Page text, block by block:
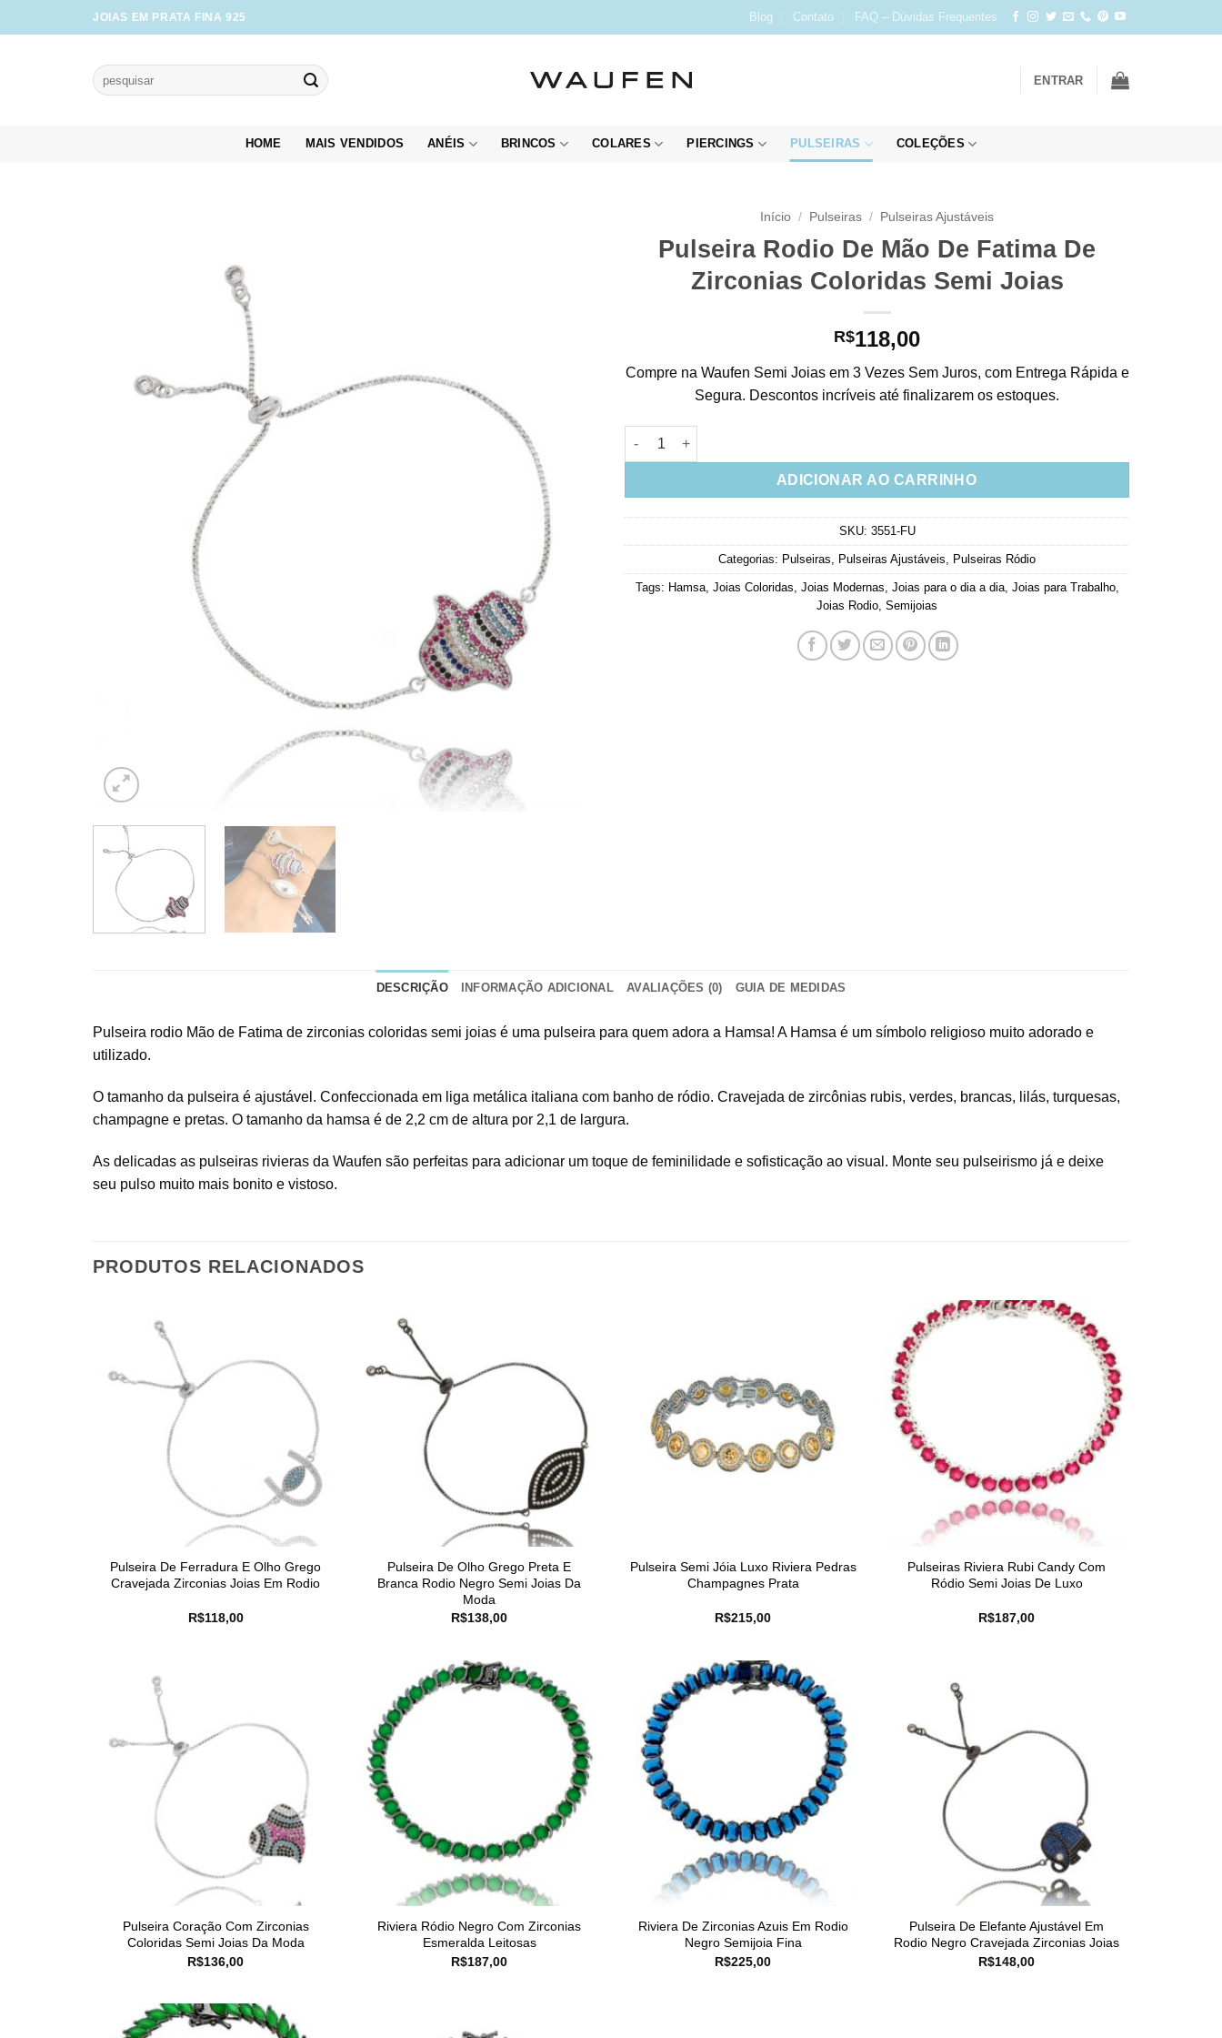
to
JOIAS EM PRATA FINA 925 Blog Contato FAQ – Dúvidas Frequentes
Pesquisar
por:
ENTRAR
HOME MAIS VENDIDOS ANÉIS BRINCOS COLARES PIERCINGS PULSEIRAS COLEÇÕES
Início / Pulseiras / Pulseiras Ajustáveis
Pulseira Rodio De Mão De Fatima De
Zirconias Coloridas Semi Joias
R$118,00
Compre na Waufen Semi Joias em 3 Vezes Sem Juros, com Entrega Rápida e
Segura. Descontos incríveis até finalizarem os estoques.
Pulseira Rodio De Mão De Fatima De Zirconias Coloridas Semi Joias quantidade
ADICIONAR AO CARRINHO
SKU: 3551-FU
Categorias: Pulseiras Pulseiras Ajustáveis Pulseiras Ródio
Tags: Hamsa, Joias Coloridas Joias Modernas Joias para o dia a dia, Joias para Trabalho,
Joias Rodio Semijoias
DESCRIÇÃO INFORMAÇÃO ADICIONAL AVALIAÇÕES (0) GUIA DE MEDIDAS
Pulseira rodio Mão de Fatima de zirconias coloridas semi joias é uma pulseira para quem adora a Hamsa! A Hamsa é um símbolo religioso muito adorado e
utilizado.
O tamanho da pulseira é ajustável. Confeccionada em liga metálica italiana com banho de ródio. Cravejada de zircônias rubis, verdes, brancas, lilás, turquesas,
champagne e pretas. O tamanho da hamsa é de 2,2 cm de altura por 2,1 de largura.
As delicadas as pulseiras rivieras da Waufen são perfeitas para adicionar um toque de feminilidade e sofisticação ao visual. Monte seu pulseirismo já e deixe
seu pulso muito mais bonito e vistoso.
PRODUTOS RELACIONADOS
Pulseira De Ferradura E Olho Grego
Cravejada Zirconias Joias Em Rodio
R$118,00
Pulseira De Olho Grego Preta E
Branca Rodio Negro Semi Joias Da
Moda
R$138,00
Pulseira Semi Jóia Luxo Riviera Pedras
Champagnes Prata
R$215,00
Pulseiras Riviera Rubi Candy Com
Ródio Semi Joias De Luxo
R$187,00
Pulseira Coração Com Zirconias
Coloridas Semi Joias Da Moda
R$136,00
Riviera Ródio Negro Com Zirconias
Esmeralda Leitosas
R$187,00
Riviera De Zirconias Azuis Em Rodio
Negro Semijoia Fina
R$225,00
Pulseira De Elefante Ajustável Em
Rodio Negro Cravejada Zirconias Joias
R$148,00